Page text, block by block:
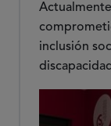
inclusión
discapacidad